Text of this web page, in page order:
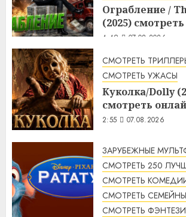
Ограбление /
(2025)
4:49 07.08.2026
СМОТРЕТЬ
СМОТРЕТЬ УЖАСЫ
Куколка/Dolly
смотреть
2:55 07.08.2026
ЗАРУБЕЖНЫЕ
СМОТРЕТЬ 250
СМОТРЕТЬ
СМОТРЕТЬ
СМОТРЕТЬ ФЭНТЕЗИ